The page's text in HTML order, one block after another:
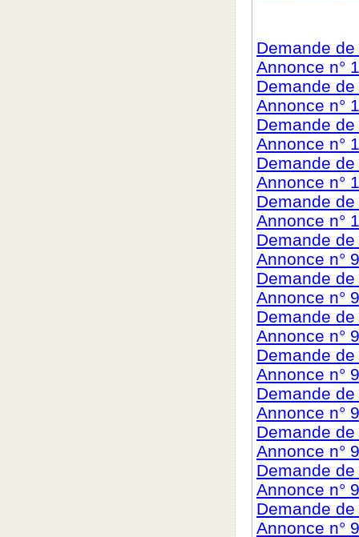
Demande
Annonce n°
Demande
Annonce n°
Demande
Annonce n°
Demande
Annonce n°
Demande
Annonce n°
Demande
Annonce n°
Demande
Annonce n°
Demande
Annonce n°
Demande
Annonce n°
Demande
Annonce n°
Demande
Annonce n°
Demande
Annonce n°
Demande
Annonce n°